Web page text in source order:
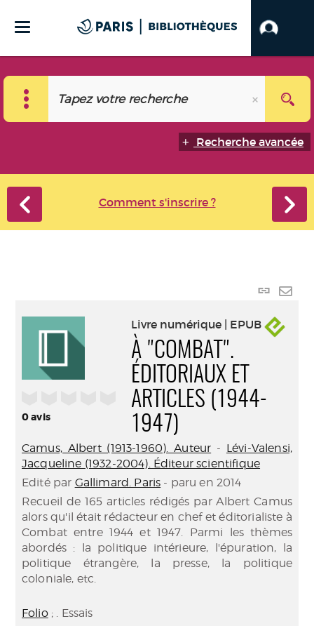
Recherche avancée
Comment s'inscrire ?
Lien
0avis
Livre numérique | EPUB
À "COMBAT".
ÉDITORIAUX ET
ARTICLES (1944-
1947)
Camus, Albert (1913-1960). Auteur - Lévi-Valensi,
Jacqueline (1932-2004). Éditeur scientifique
Edité par Gallimard. Paris - paru en 2014
Recueil de 165 articles rédigés par Albert Camus
alors qu'il était rédacteur en chef et éditorialiste à
Combat entre 1944 et 1947. Parmi les thèmes
abordés : la politique intérieure, l'épuration, la
politique étrangère, la presse, la politique
coloniale, etc.
Folio; . Essais